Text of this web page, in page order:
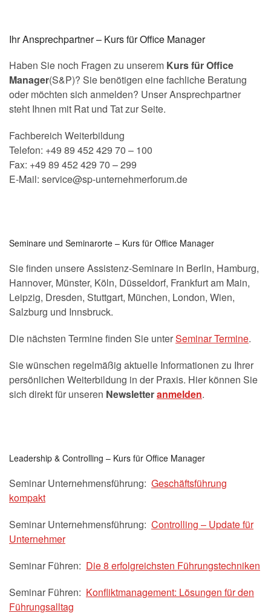
Ihr Ansprechpartner – Kurs für Office Manager
Haben Sie noch Fragen zu unserem Kurs für Office
Manager(S&P)? Sie benötigen eine fachliche Beratung
oder möchten sich anmelden? Unser Ansprechpartner
steht Ihnen mit Rat und Tat zur Seite.
Fachbereich Weiterbildung
Telefon: +49 89 452 429 70 – 100
Fax: +49 89 452 429 70 – 299
E-Mail: service@sp-unternehmerforum.de
Seminare und Seminarorte – Kurs für Office Manager
Sie finden unsere Assistenz-Seminare in Berlin, Hamburg,
Hannover, Münster, Köln, Düsseldorf, Frankfurt am Main,
Leipzig, Dresden, Stuttgart, München, London, Wien,
Salzburg und Innsbruck.
Die nächsten Termine finden Sie unterSeminar Termine.
Sie wünschen regelmäßig aktuelle Informationen zu Ihrer
persönlichen Weiterbildung in der Praxis. Hier können Sie
sich direkt für unseren Newsletteranmelden.
Leadership & Controlling – Kurs für Office Manager
Seminar Unternehmensführung: Geschäftsführung
kompakt
Seminar Unternehmensführung: Controlling – Update für
Unternehmer
Seminar Führen: Die 8 erfolgreichsten Führungstechniken
Seminar Führen: Konfliktmanagement: Lösungen für den
Führungsalltag